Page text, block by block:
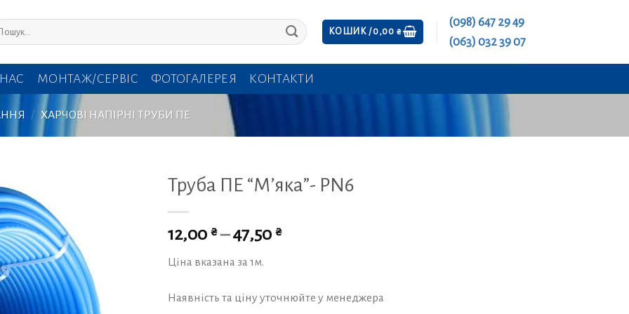
КОШИК /0,00 ₴
(098) 647 29 49
(063) 032 39 07
МОНТАЖ/СЕРВІС ФОТОГАЛЕРЕЯ КОНТАКТИ
/ ХАРЧОВІ НАПІРНІ ТРУБИ ПЕ
Труба ПЕ “М’яка”- PN6
12,00 ₴–47,50 ₴
Ціна вказана за 1м.
Наявність та ціну уточнюйте у менеджера